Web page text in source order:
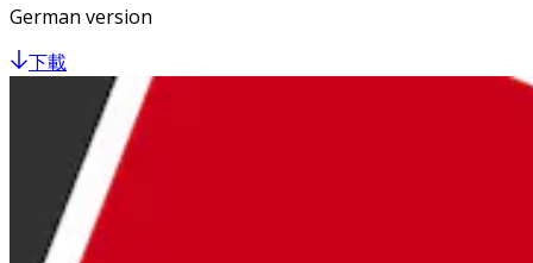
German version
下載